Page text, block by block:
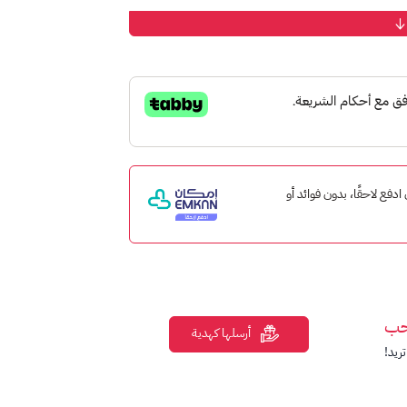
ب:
السعودية.
ادفع لاحقًا، بدون فوائد أو
أرسلها كهدية